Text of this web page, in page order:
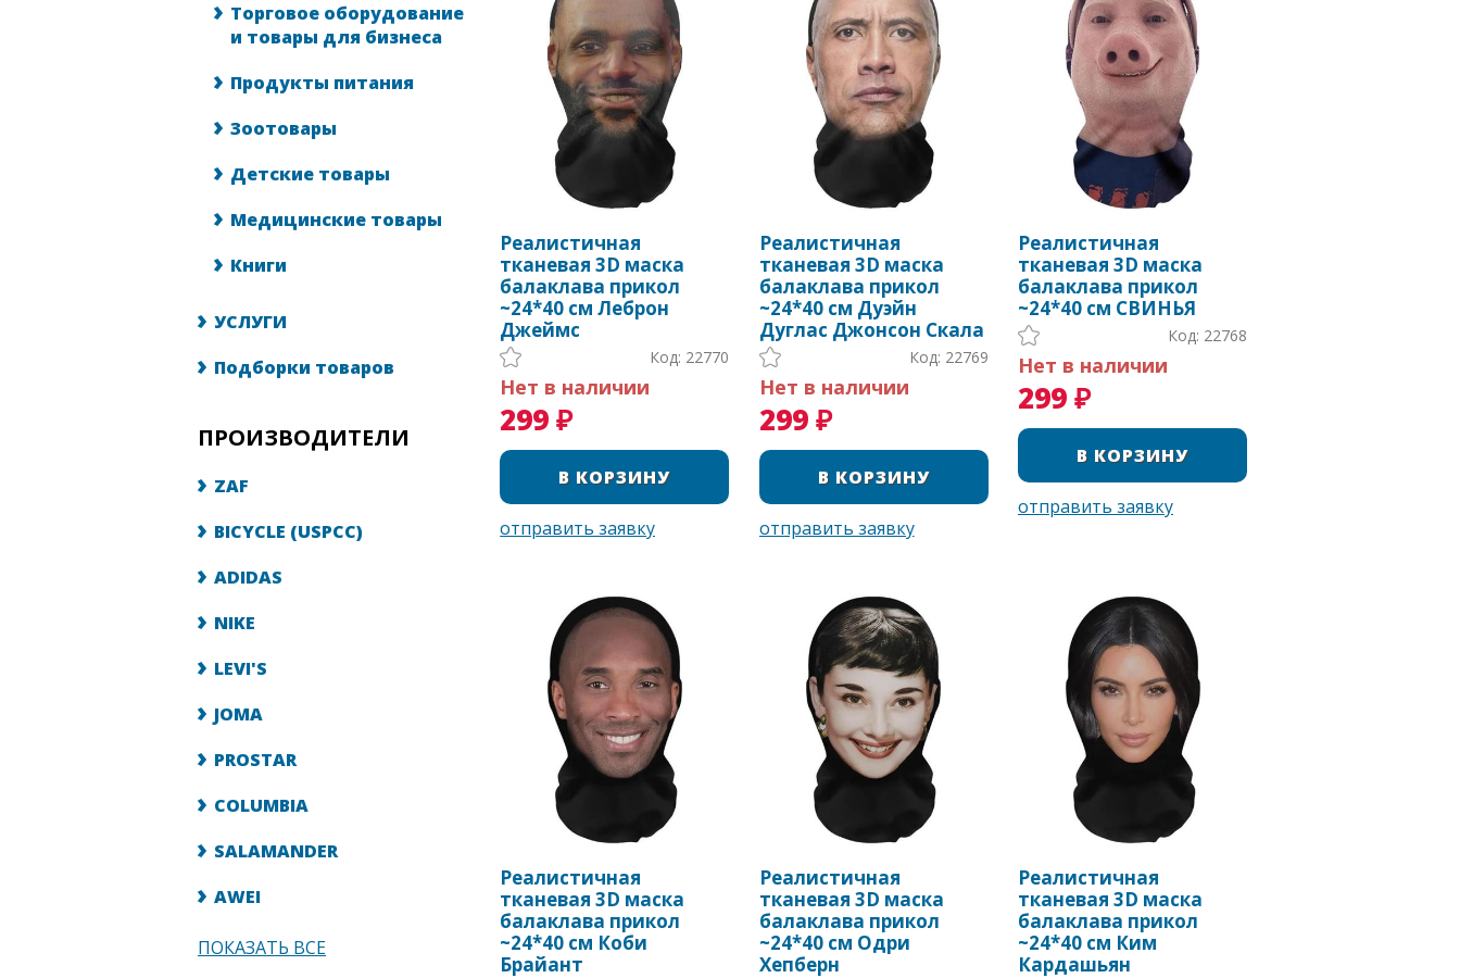
Торговое оборудование
и товары для бизнеса
Продукты питания
Зоотовары
Детские товары
Медицинские товары
Книги
УСЛУГИ
Подборки товаров
ПРОИЗВОДИТЕЛИ
ZAF
BICYCLE (USPCC)
ADIDAS
NIKE
LEVI'S
JOMA
PROSTAR
COLUMBIA
SALAMANDER
AWEI
ПОКАЗАТЬ ВСЕ
Реалистичная
тканевая 3D маска
балаклава прикол
~24*40 см Леброн
Джеймс
Код: 22770
Нет в наличии
299 ₽
Реалистичная
тканевая 3D маска
балаклава прикол
~24*40 см Дуэйн
Дуглас Джонсон Скала
Код: 22769
Нет в наличии
299 ₽
Реалистичная
тканевая 3D маска
балаклава прикол
~24*40 см СВИНЬЯ
Код: 22768
Нет в наличии
299 ₽
Реалистичная
тканевая 3D маска
балаклава прикол
~24*40 см Коби
Брайант
Реалистичная
тканевая 3D маска
балаклава прикол
~24*40 см Одри
Хепберн
Реалистичная
тканевая 3D маска
балаклава прикол
~24*40 см Ким
Кардашьян